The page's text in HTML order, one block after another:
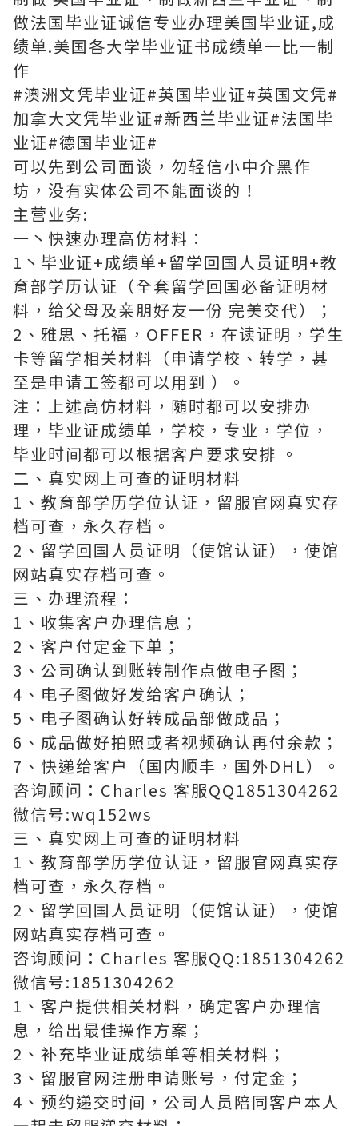
做法国毕业证诚信专业办理美国毕业证,成
绩单.美国各大学毕业证书成绩单一比一制
作
#澳洲文凭毕业证#英国毕业证#英国文凭#
加拿大文凭毕业证#新西兰毕业证#法国毕
业证#德国毕业证#
可以先到公司面谈，勿轻信小中介黑作
坊，没有实体公司不能面谈的！
主营业务:
一丶快速办理高仿材料：
1丶毕业证+成绩单+留学回国人员证明+教
育部学历认证（全套留学回国必备证明材
料，给父母及亲朋好友一份 完美交代）；
2、雅思、托福，OFFER，在读证明，学生
卡等留学相关材料（申请学校、转学，甚
至是申请工签都可以用到 ）。
注：上述高仿材料，随时都可以安排办
理，毕业证成绩单，学校，专业，学位，
毕业时间都可以根据客户要求安排 。
二、真实网上可查的证明材料
1、教育部学历学位认证，留服官网真实存
档可查，永久存档。
2、留学回国人员证明（使馆认证），使馆
网站真实存档可查。
三、办理流程：
1、收集客户办理信息；
2、客户付定金下单；
3、公司确认到账转制作点做电子图；
4、电子图做好发给客户确认；
5、电子图确认好转成品部做成品；
6、成品做好拍照或者视频确认再付余款；
7、快递给客户（国内顺丰，国外DHL）。
咨询顾问：Charles 客服QQ1851304262
微信号:wq152ws
三、真实网上可查的证明材料
1、教育部学历学位认证，留服官网真实存
档可查，永久存档。
2、留学回国人员证明（使馆认证），使馆
网站真实存档可查。
咨询顾问：Charles 客服QQ:1851304262
微信号:1851304262
1、客户提供相关材料，确定客户办理信
息，给出最佳操作方案；
2、补充毕业证成绩单等相关材料；
3、留服官网注册申请账号，付定金；
4、预约递交时间，公司人员陪同客户本人